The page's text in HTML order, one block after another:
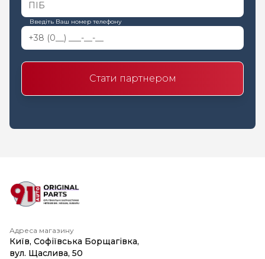
Введіть Ваш номер телефону
Стати партнером
Адреса магазину
Київ, Софіївська Борщагівка,
вул. Щаслива, 50